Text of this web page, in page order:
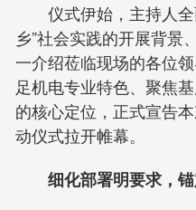
仪式伊始，主持人
乡”社会实践的开展背景
一介绍莅临现场的各位
足机电专业特色、聚焦
的核心定位，正式宣告
动仪式拉开帷幕。
细化部署明要求，